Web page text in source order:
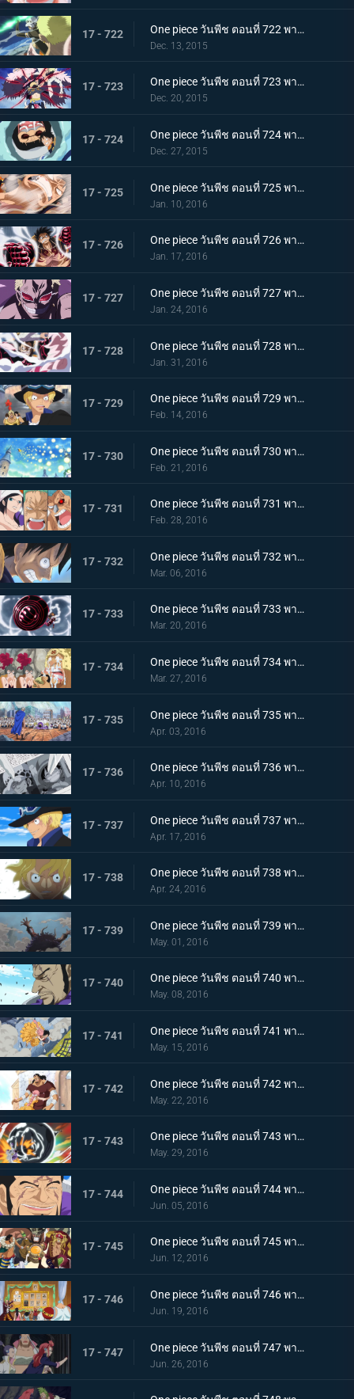
17 - 722 One piece วันพีช ตอนที่ 722 พากย์ไทย ดาบแห่งความมุ่งมั่น! การสวนกลับของ แกมม่าไนฟ์!!
Dec. 13, 2015
17 - 723 One piece วันพีช ตอนที่ 723 พากย์ไทย การปะทะฮาคิ! ลูฟี่ ปะทะ โดฟลามิงโก้!
Dec. 20, 2015
17 - 724 One piece วันพีช ตอนที่ 724 พากย์ไทย การโจมตีที่ไร้ผล! ความลับที่น่าตกใจของเทรโบล!
Dec. 27, 2015
17 - 725 One piece วันพีช ตอนที่ 725 พากย์ไทย ระเบิดความโกรธ! ฉันจะรับทุกอย่างไว้เอง!
Jan. 10, 2016
17 - 726 One piece วันพีช ตอนที่ 726 พากย์ไทย เกียร์สี่! มนุษย์เด้งดึ๋งสุดประหลาด!
Jan. 17, 2016
17 - 727 One piece วันพีช ตอนที่ 727 พากย์ไทย พลิกผันครั้งใหญ่! พลังที่ตื่นขึ้นของโดฟลามิงโก้!
Jan. 24, 2016
17 - 728 One piece วันพีช ตอนที่ 728 พากย์ไทย ลูฟี่! ทุ่มสุดตัวลีโอบาซูก้า!
Jan. 31, 2016
17 - 729 One piece วันพีช ตอนที่ 729 พากย์ไทย เจ้ามังกรอัคคี! ฉันจะปกป้องชีวิตลูฟี่ให้ได้!
Feb. 14, 2016
17 - 730 One piece วันพีช ตอนที่ 730 พากย์ไทย น้ำแห่งปาฏิหาริย์! การต่อสู้ของมันเชอร์รี่!
Feb. 21, 2016
17 - 731 One piece วันพีช ตอนที่ 731 พากย์ไทย ตราบที่ยังมีชีวิต! ต้องหยุดกรงนกมรณะให้ได้!
Feb. 28, 2016
17 - 732 One piece วันพีช ตอนที่ 732 พากย์ไทย อยู่หรือตาย! การนับถอยหลังของโชคชะตากรรม!
Mar. 06, 2016
17 - 733 One piece วันพีช ตอนที่ 733 พากย์ไทย พิฆาตสวรรค์! คิงคองกันแห่งความโกรธของลูฟี่!
Mar. 20, 2016
17 - 734 One piece วันพีช ตอนที่ 734 พากย์ไทย สู่เสรีภาพ! เดรสโรซ่าปลื้มปิติ!
Mar. 27, 2016
17 - 735 One piece วันพีช ตอนที่ 735 พากย์ไทย ไม่เคยพบไม่เคยเจอ! การตัดสินใจที่น่าตกตะลึงของฟูจิโทระ!
Apr. 03, 2016
17 - 736 One piece วันพีช ตอนที่ 736 พากย์ไทย สะเทือนเลือนลั่น! ยุคสมัยที่เลวร้ายเริ่มขยับตัว!
Apr. 10, 2016
17 - 737 One piece วันพีช ตอนที่ 737 พากย์ไทย กำเนิดตำนาน! การผจญภัยของซาโบะ นักรบแห่งคณะปฏิวัติ!
Apr. 17, 2016
17 - 738 One piece วันพีช ตอนที่ 738 พากย์ไทย สายสัมพันธ์พี่น้อง! การพบกันอีกครั้งของลูฟี่กับซาโบะ!
Apr. 24, 2016
17 - 739 One piece วันพีช ตอนที่ 739 พากย์ไทย สิ่งมีชีวิตที่สุดแกร่ง! สี่จักรพรรดิ ไคโดร้อยอสูร!
May. 01, 2016
17 - 740 One piece วันพีช ตอนที่ 740 พากย์ไทย ฟูจิโทระขยับ! พันธมิตรหมวกฟางถูกปิดล้อมอย่างสมบูรณ์!
May. 08, 2016
17 - 741 One piece วันพีช ตอนที่ 741 พากย์ไทย สถานการณ์ฉุกเฉิน! รีเบคก้าถูกลักพาตัว!!
May. 15, 2016
17 - 742 One piece วันพีช ตอนที่ 742 พากย์ไทย สายสัมพันธ์พ่อลูก! เคียรอสและรีเบคก้า!
May. 22, 2016
17 - 743 One piece วันพีช ตอนที่ 743 พากย์ไทย สปิริตลูกผู้ชาย! ลูฟี่ vs ฟูจิโทระ ปะทะกันซึ่งหน้า!
May. 29, 2016
17 - 744 One piece วันพีช ตอนที่ 744 พากย์ไทย ไร้ทางหลบหนี การไล่ล่าที่ไร้ปรานีของพลเรือเอกฟูจิโทระ!
Jun. 05, 2016
17 - 745 One piece วันพีช ตอนที่ 745 พากย์ไทย จอกของลูกน้อง! ก่อตั้งกองเรือโจรสลัดหมวกฟาง!
Jun. 12, 2016
17 - 746 One piece วันพีช ตอนที่ 746 พากย์ไทย สงครามชิงอำนาจ! เหล่าสัตว์ประหลาดแห่งนิวเวิลด์ที่บ้าคลั่ง!
Jun. 19, 2016
17 - 747 One piece วันพีช ตอนที่ 747 พากย์ไทย ปราการสีเงิน! การผจญภัยครั้งใหญ่ของลูฟี่และบาร์ตโท!
Jun. 26, 2016